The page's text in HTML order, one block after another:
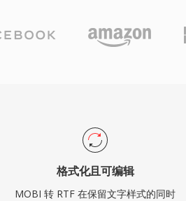
格式化且可编辑
MOBI 转 RTF 在保留文字样式的同时